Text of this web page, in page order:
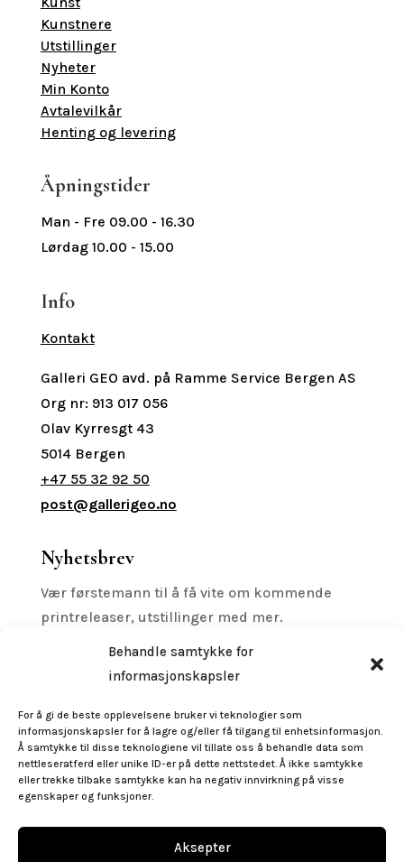
Behandle samtykke for
informasjonskapsler
For å gi de beste opplevelsene bruker vi teknologier som
informasjonskapsler for å lagre og/eller få tilgang til enhetsinformasjon.
Å samtykke til disse teknologiene vil tillate oss å behandle data som
nettleseratferd eller unike ID-er på dette nettstedet. Å ikke samtykke
eller trekke tilbake samtykke kan ha negativ innvirkning på visse
egenskaper og funksjoner.
Aksepter
Kunstnere
Utstillinger
Nyheter
Min Konto
Avtalevilkår
Henting og levering
Åpningstider
Man - Fre 09.00 - 16.30
Lørdag 10.00 - 15.00
Info
Kontakt
Galleri GEO avd. på Ramme Service Bergen AS
Org nr: 913 017 056
Olav Kyrresgt 43
5014 Bergen
+47 55 32 92 50
post@gallerigeo.no
Nyhetsbrev
Vær førstemann til å få vite om kommende
printreleaser, utstillinger med mer.
Subscribe
Følg oss